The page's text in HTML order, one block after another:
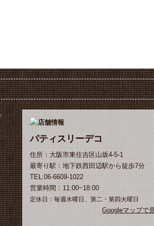
パティスリーデコ
住所：大阪市東住吉区山坂4-5-1
最寄り駅：地下鉄西田辺駅から徒歩7分
TEL:06-6609-1022
営業時間：11:00~18:00
定休日：毎週水曜日、第二・第四火曜日
Googleマップで